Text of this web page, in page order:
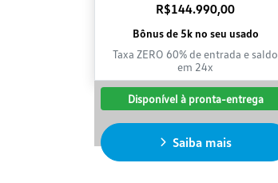
R$144.990,00
Bônus de 5k no seu usado
Taxa ZERO 60% de entrada e saldo
em 24x
Disponível à pronta-entrega
Saiba mais